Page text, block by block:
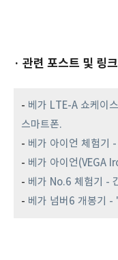
· 관련 포스트 및 링크
- 베가 LTE-A 쇼케이
스마트폰.
- 베가 아이언 체험기
- 베가 아이언(VEGA
- 베가 No.6 체험기 -
- 베가 넘버6 개봉기 -